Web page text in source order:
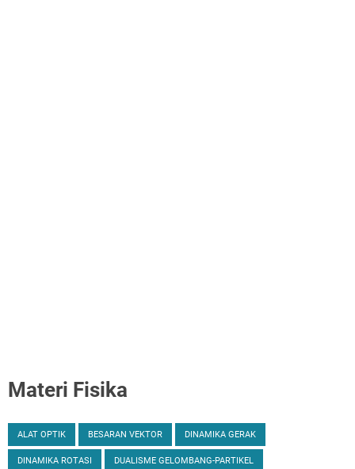
Materi Fisika
ALAT OPTIK BESARAN VEKTOR DINAMIKA GERAK
DINAMIKA ROTASI DUALISME GELOMBANG-PARTIKEL